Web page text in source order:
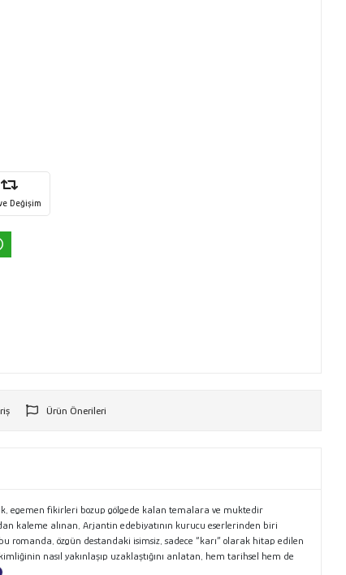
Değişim
Ürün Önerileri
egemen fikirleri bozup gölgede kalan temalara ve muktedir
kaleme alınan, Arjantin edebiyatının kurucu eserlerinden biri
romanda, özgün destandaki isimsiz, sadece “karı” olarak hitap edilen
nasıl yakınlaşıp uzaklaştığını anlatan, hem tarihsel hem de